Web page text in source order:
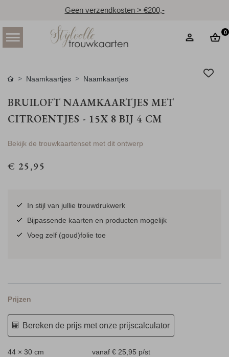
Geen verzendkosten > €200,-
0
Naamkaartjes Naamkaartjes
BRUILOFT NAAMKAARTJES MET
CITROENTJES - 15X 8 BIJ 4 CM
Bekijk de trouwkaartenset met dit ontwerp
€ 25,95
In stijl van jullie trouwdrukwerk
Bijpassende kaarten en producten mogelijk
Voeg zelf (goud)folie toe
Prijzen
Bereken de prijs met onze prijscalculator
44 × 30 cm vanaf € 25,95 p/st